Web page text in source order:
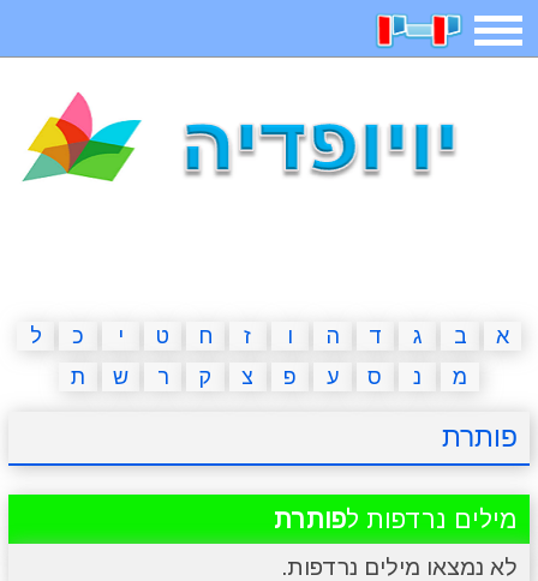
תפריט
איש תלוי מדריכים פוקימון גו מצא הבדלים
יצירה משחקי בנות אשליות חדשות
א ב ג ד ה ו ז ח ט י כ
ל
מ
נ ס ע פ צ ק ר ש ת
פותרת
מילים נרדפות לפותרת
לא נמצאו מילים נרדפות.